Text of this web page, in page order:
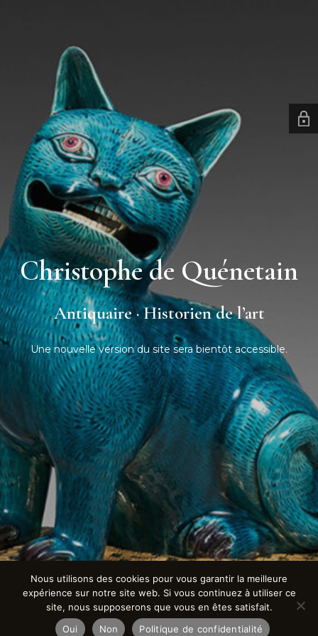
Christophe de Quénetain
Antiquaire · Historien de l’art
Une nouvelle version du site sera bientôt accessible.
Nous utilisons des cookies pour vous garantir la meilleure
expérience sur notre site web. Si vous continuez à utiliser ce
site, nous supposerons que vous en êtes satisfait.
Oui
Non Politique de confidentialité